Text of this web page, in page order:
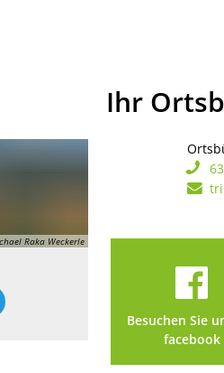
Raka Weckerle
Ihr
Besuchen Sie
facebook